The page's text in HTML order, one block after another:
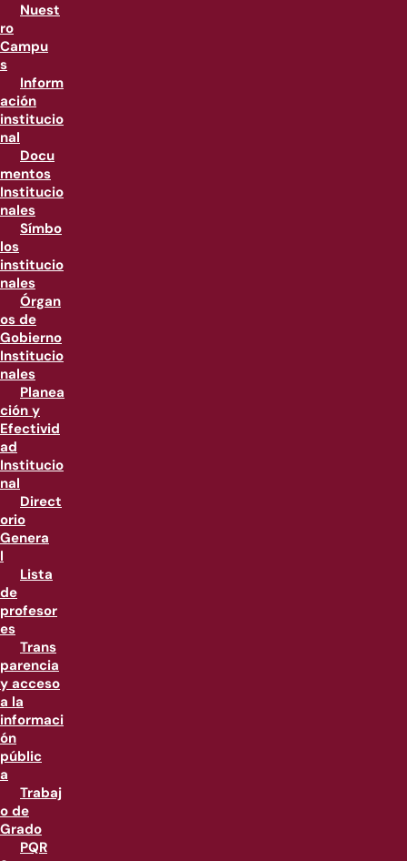
Nuest
ro
Campu
s
Inform
ación
institucio
nal
Docu
mentos
Institucio
nales
Símbo
los
institucio
nales
Órgan
os de
Gobierno
Institucio
nales
Planea
ción y
Efectivid
ad
Institucio
nal
Direct
orio
Genera
l
Lista
de
profesor
es
Trans
parencia
y acceso
a la
informaci
ón
públic
a
Trabaj
o de
Grado
PQR